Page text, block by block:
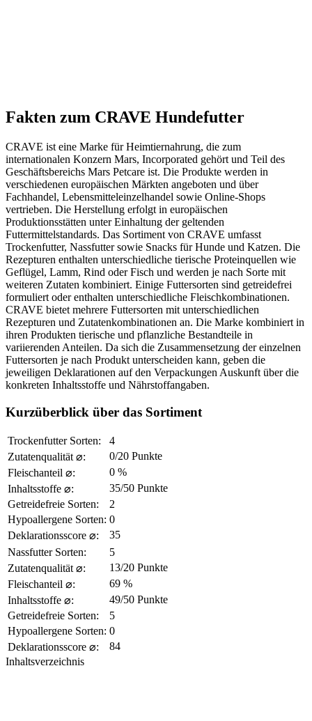
Fakten zum CRAVE Hundefutter
CRAVE ist eine Marke für Heimtiernahrung, die zum
internationalen Konzern Mars, Incorporated gehört und Teil des
Geschäftsbereichs Mars Petcare ist. Die Produkte werden in
verschiedenen europäischen Märkten angeboten und über
Fachhandel, Lebensmitteleinzelhandel sowie Online-Shops
vertrieben. Die Herstellung erfolgt in europäischen
Produktionsstätten unter Einhaltung der geltenden
Futtermittelstandards. Das Sortiment von CRAVE umfasst
Trockenfutter, Nassfutter sowie Snacks für Hunde und Katzen. Die
Rezepturen enthalten unterschiedliche tierische Proteinquellen wie
Geflügel, Lamm, Rind oder Fisch und werden je nach Sorte mit
weiteren Zutaten kombiniert. Einige Futtersorten sind getreidefrei
formuliert oder enthalten unterschiedliche Fleischkombinationen.
CRAVE bietet mehrere Futtersorten mit unterschiedlichen
Rezepturen und Zutatenkombinationen an. Die Marke kombiniert in
ihren Produkten tierische und pflanzliche Bestandteile in
variierenden Anteilen. Da sich die Zusammensetzung der einzelnen
Futtersorten je nach Produkt unterscheiden kann, geben die
jeweiligen Deklarationen auf den Verpackungen Auskunft über die
konkreten Inhaltsstoffe und Nährstoffangaben.
Kurzüberblick über das Sortiment
Trockenfutter Sorten:
4
Zutatenqualität ⌀:
0/20 Punkte
Fleischanteil ⌀:
0 %
Inhaltsstoffe ⌀:
35/50 Punkte
Getreidefreie Sorten:
2
Hypoallergene Sorten: 0
Deklarationsscore ⌀:
35
Nassfutter Sorten:
5
Zutatenqualität ⌀:
13/20 Punkte
Fleischanteil ⌀:
69 %
Inhaltsstoffe ⌀:
49/50 Punkte
Getreidefreie Sorten:
5
Hypoallergene Sorten: 0
Deklarationsscore ⌀:
84
Inhaltsverzeichnis​